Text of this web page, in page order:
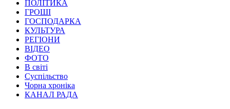
ПОЛІТИКА
ГРОШІ
ГОСПОДАРКА
КУЛЬТУРА
РЕГІОНИ
ВІДЕО
ФОТО
В світі
Суспільство
Чорна хроніка
КАНАЛ РАДА